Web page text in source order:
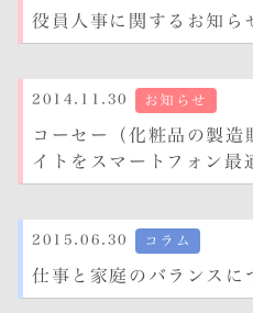
役員人事に関するお知ら
2014.11.30 お知らせ
コーセー（化粧品の製造
イトをスマートフォン最
2015.06.30 コラム
仕事と家庭のバランスに